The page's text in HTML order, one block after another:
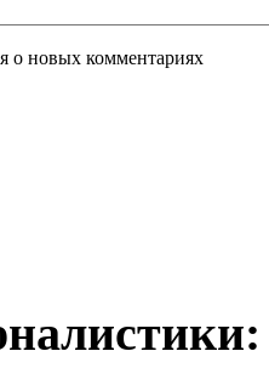
о новых комментариях